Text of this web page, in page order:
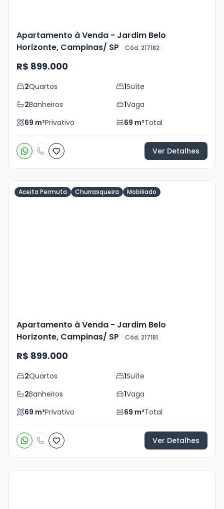
Apartamento à Venda - Jardim Belo
Horizonte, Campinas/ SP
Cód. 217182
R$ 899.000
2Quartos 1Suíte
2Banheiros 1Vaga
69 m²Privativo 69 m²Total
Ver Detalhes
Aceita Permuta Churrasqueira Mobiliado
Apartamento à Venda - Jardim Belo
Horizonte, Campinas/ SP
Cód. 217181
R$ 899.000
2Quartos 1Suíte
2Banheiros 1Vaga
69 m²Privativo 69 m²Total
Ver Detalhes